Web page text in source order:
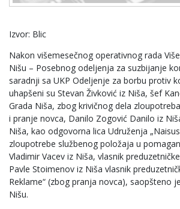
Izvor: Blic
Nakon višemesečnog operativnog rada
Nišu – Posebnog odeljenja za suzbijanje
saradnji sa UKP Odeljenje za borbu protiv
uhapšeni su Stevan Živković iz Niša, šef
Grada Niša, zbog krivičnog dela
i pranje novca, Danilo Zogović Danilo iz
Niša, kao odgovorna lica Udruženja
zloupotrebe službenog položaja u
Vladimir Vacev iz Niša, vlasnik
Pavle Stoimenov iz Niša vlasnik
Reklame“ (zbog pranja novca), saopšteno
Nišu.